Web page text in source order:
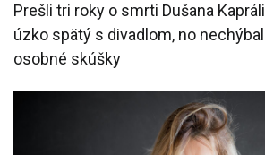
Prešli tri roky o smrti Dušana
úzko spätý s divadlom, no
osobné skúšky